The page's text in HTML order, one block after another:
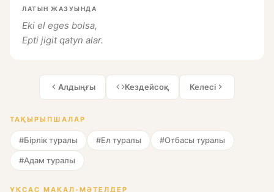
ЛАТЫН ЖАЗУЫНДА
Eki el eges bolsa,
Epti jigit qatyn alar.
Алдыңғы Кездейсоқ Келесі
ТАҚЫРЫПШАЛАР
#Бірлік туралы #Ел туралы #Отбасы туралы
#Адам туралы
ҰҚСАС МАҚАЛ-МӘТЕЛДЕР